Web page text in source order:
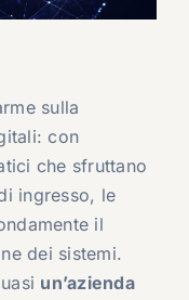
sulla
con
che sfruttano
ingresso, le
il
dei sistemi.
un’azienda